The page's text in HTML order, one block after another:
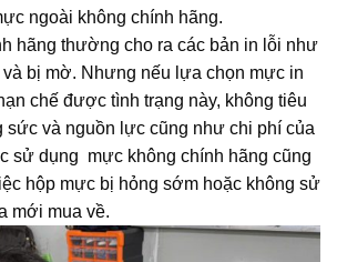
ngoài không chính hãng.
hãng thường cho ra các bản in lỗi như
và bị mờ. Nhưng nếu lựa chọn mực in
chế được tình trạng này, không tiêu
sức và nguồn lực cũng như chi phí của
sử dụng mực không chính hãng cũng
hộp mực bị hỏng sớm hoặc không sử
mới mua về.